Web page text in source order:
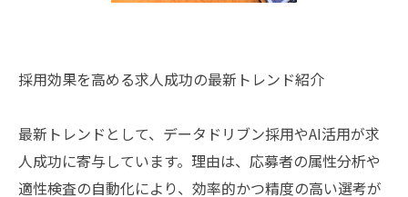
採用効果を高める求人成功の最新トレンド紹介
最新トレンドとして、データドリブン採用やAI活用が求
人成功に寄与しています。理由は、応募者の属性分析や
適性検査の自動化により、効率的かつ精度の高い選考が